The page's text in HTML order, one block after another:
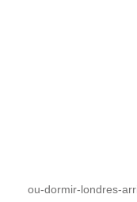
ou-dormir-londres-